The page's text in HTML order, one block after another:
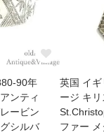
90年
ンティ
ービン
シルバ
英国 イ
ージ キリ
ファー